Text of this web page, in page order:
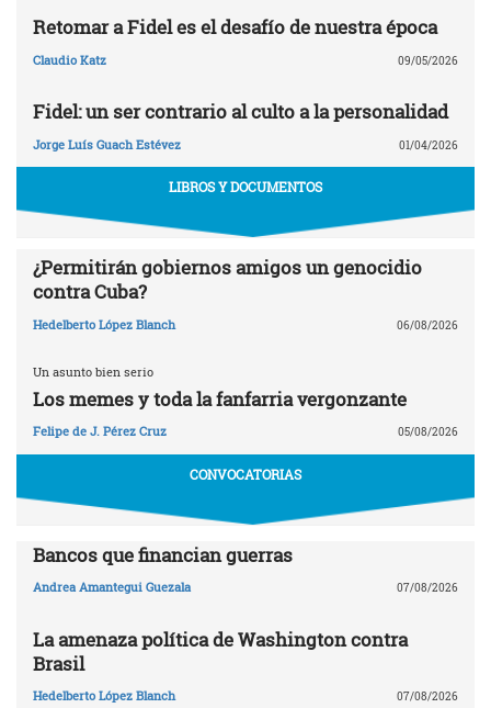
Retomar a Fidel es el desafío de nuestra época
Claudio Katz 09/05/2026
Fidel: un ser contrario al culto a la personalidad
Jorge Luís Guach Estévez 01/04/2026
LIBROS Y DOCUMENTOS
¿Permitirán gobiernos amigos un genocidio
contra Cuba?
Hedelberto López Blanch 06/08/2026
Un asunto bien serio
Los memes y toda la fanfarria vergonzante
Felipe de J. Pérez Cruz 05/08/2026
CONVOCATORIAS
Bancos que financian guerras
Andrea Amantegui Guezala 07/08/2026
La amenaza política de Washington contra
Brasil
Hedelberto López Blanch 07/08/2026